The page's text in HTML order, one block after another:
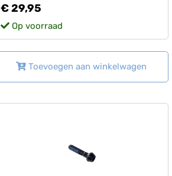
€ 29,95
Op voorraad
Toevoegen aan winkelwagen